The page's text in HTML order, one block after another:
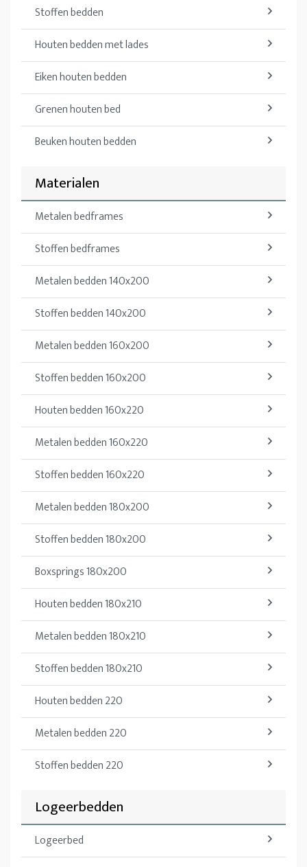
Stoffen bedden
Houten bedden met lades
Eiken houten bedden
Grenen houten bed
Beuken houten bedden
Materialen
Metalen bedframes
Stoffen bedframes
Metalen bedden 140x200
Stoffen bedden 140x200
Metalen bedden 160x200
Stoffen bedden 160x200
Houten bedden 160x220
Metalen bedden 160x220
Stoffen bedden 160x220
Metalen bedden 180x200
Stoffen bedden 180x200
Boxsprings 180x200
Houten bedden 180x210
Metalen bedden 180x210
Stoffen bedden 180x210
Houten bedden 220
Metalen bedden 220
Stoffen bedden 220
Logeerbedden
Logeerbed